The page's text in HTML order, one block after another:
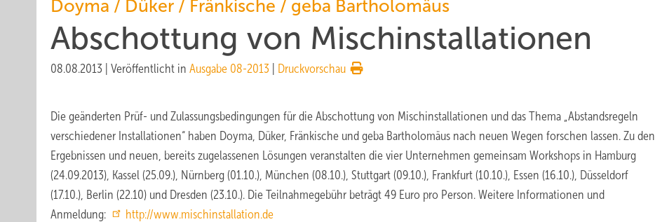
Doyma / Düker / Fränkische / geba Bartholomäus
Abschottung von Mischinstallationen
08.08.2013 Veröffentlicht in Ausgabe 08-2013 Druckvorschau
Die geänderten Prüf- und Zulassungsbedingungen für die Abschottung von Mischinstallationen und das Thema „Abstandsregeln
verschiedener Installationen“ haben Doyma, Düker, Fränkische und geba Bartholomäus nach neuen Wegen forschen lassen. Zu den
Ergebnissen und neuen, bereits zugelassenen Lösungen veranstalten die vier Unternehmen gemeinsam Workshops in Hamburg
(24.09.2013), Kassel (25.09.), Nürnberg (01.10.), München (08.10.), Stuttgart (09.10.), Frankfurt (10.10.), Essen (16.10.), Düsseldorf
(17.10.), Berlin (22.10) und Dresden (23.10.). Die Teilnahmegebühr beträgt 49 Euro pro Person. Weitere Informationen und
Anmeldung:
http://www.mischinstallation.de